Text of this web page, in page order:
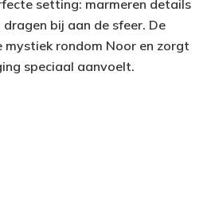
setting: marmeren details
bij aan de sfeer. De
rondom Noor en zorgt
speciaal aanvoelt.